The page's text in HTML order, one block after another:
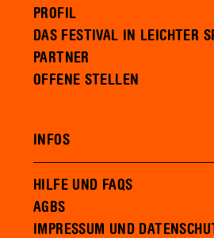
PROFIL
DAS FESTIVAL IN LEICHTER
PARTNER
OFFENE STELLEN
INFOS
HILFE UND FAQS
AGBS
IMPRESSUM UND